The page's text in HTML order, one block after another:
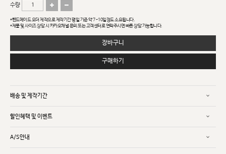
수량
*핸드메이드 오더 제작으로 제작기간 평일 기준 약 7~10일정도 소요됩니다.
*제품 및 사이즈 상담 시 카카오채널 문의 또는 고객센터로 연락주시면 빠른 상담 가능합니다.
장바구니
구매하기
배송 및 제작기간
할인혜택 및 이벤트
A/S안내